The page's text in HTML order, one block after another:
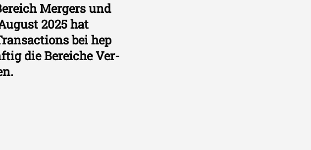
Mergers und
2025 hat
bei hep
die Bereiche Ver-